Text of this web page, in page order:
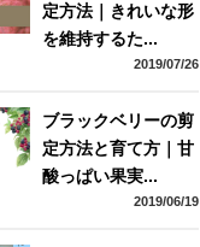
定方法｜きれいな形
を維持するた...
2019/07/26
ブラックベリーの剪
定方法と育て方｜甘
酸っぱい果実...
2019/06/19